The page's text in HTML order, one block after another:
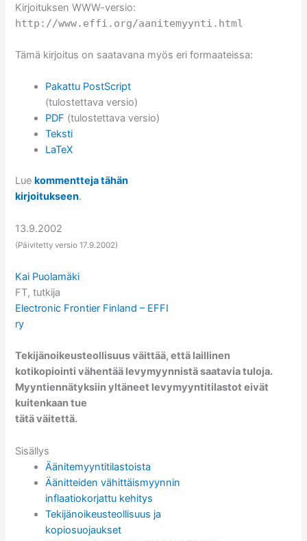
Kirjoituksen WWW-versio:
http://www.effi.org/aanitemyynti.html
Tämä kirjoitus on saatavana myös eri formaateissa:
Pakattu PostScript
(tulostettava versio)
PDF (tulostettava versio)
Teksti
LaTeX
Luekommentteja tähän
kirjoitukseen.
13.9.2002
(Päivitetty versio 17.9.2002)
Kai Puolamäki
FT, tutkija
Electronic Frontier Finland – EFFI
ry
Tekijänoikeusteollisuus väittää, että laillinen
kotikopiointi vähentää levymyynnistä saatavia tuloja.
Myyntiennätyksiin yltäneet levymyyntitilastot eivät
kuitenkaan tue
tätä väitettä.
Sisällys
Äänitemyyntitilastoista
Äänitteiden vähittäismyynnin
inflaatiokorjattu kehitys
Tekijänoikeusteollisuus ja
kopiosuojaukset